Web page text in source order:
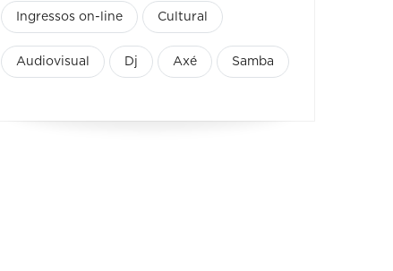
Ingressos on-line Cultural
Audiovisual Dj Axé Samba